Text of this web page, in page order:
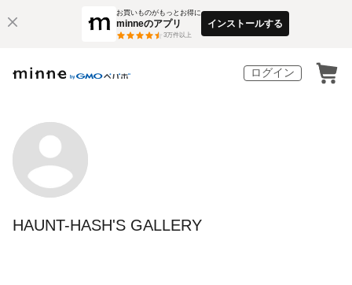
お買いものがもっとお得に
minneのアプリ
3万件以上
インストールする
ログイン
HAUNT-HASH'S GALLERY